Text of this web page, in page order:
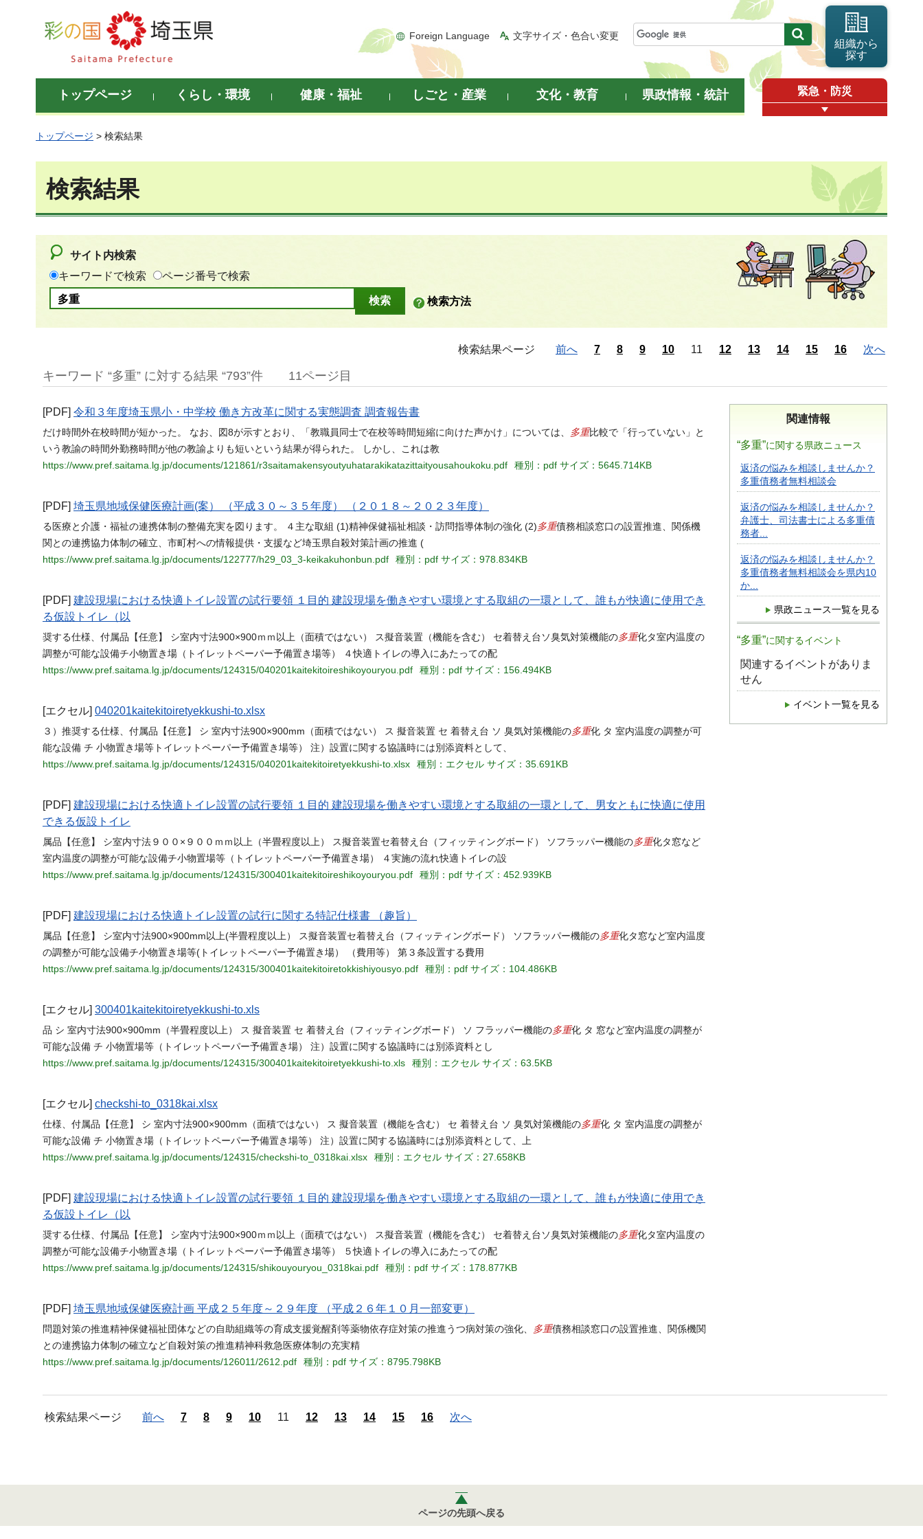
彩の国 埼玉県
Foreign Language 文字サイズ・色合い変更
組織から
探す
トップページ くらし・環境 健康・福祉 しごと・産業 文化・教育 県政情報・統計 緊急・防災
トップページ > 検索結果
検索結果
サイト内検索
キーワードで検索
ページ番号で検索
検索方法
検索結果ページ 前へ 7 8 9 10 11 12 13 14 15 16 次へ
キーワード “多重” に対する結果 “793”件 11ページ目
関連情報
“多重”に関する県政ニュース
返済の悩みを相談しませんか？
多重債務者無料相談会
返済の悩みを相談しませんか？
弁護士、司法書士による多重債
務者...
返済の悩みを相談しませんか？
多重債務者無料相談会を県内10
か...
県政ニュース一覧を見る
“多重”に関するイベント
関連するイベントがありま
せん
イベント一覧を見る
[PDF] 令和３年度埼玉県小・中学校 働き方改革に関する実態調査 調査報告書
だけ時間外在校時間が短かった。 なお、図8が示すとおり、「教職員同士で在校等時間短縮に向けた声かけ」については、 多重比較で「行っていない」と
いう教諭の時間外勤務時間が他の教諭よりも短いという結果が得られた。 しかし、これは教
https://www.pref.saitama.lg.jp/documents/121861/r3saitamakensyoutyuhatarakikatazittaityousahoukoku.pdf
種別：pdf サイズ：5645.714KB
[PDF] 埼玉県地域保健医療計画(案） （平成３０～３５年度） （２０１８～２０２３年度）
る医療と介護・福祉の連携体制の整備充実を図ります。 ４主な取組 (1)精神保健福祉相談・訪問指導体制の強化 (2) 多重債務相談窓口の設置推進、関係機
関との連携協力体制の確立、市町村への情報提供・支援など埼玉県自殺対策計画の推進 (
https://www.pref.saitama.lg.jp/documents/122777/h29_03_3-keikakuhonbun.pdf
種別：pdf サイズ：978.834KB
[PDF] 建設現場における快適トイレ設置の試⾏要領 １⽬的 建設現場を働きやすい環境とする取組の一環として、誰もが快適に使用でき
る仮設トイレ（以
奨する仕様、付属品【任意】 シ室内寸法900×900ｍｍ以上（面積ではない） ス擬音装置（機能を含む） セ着替え台ソ臭気対策機能の多重化タ室内温度の
調整が可能な設備チ小物置き場（トイレットペーパー予備置き場等） ４快適トイレの導⼊にあたっての配
https://www.pref.saitama.lg.jp/documents/124315/040201kaitekitoireshikoyouryou.pdf
種別：pdf サイズ：156.494KB
[エクセル] 040201kaitekitoiretyekkushi-to.xlsx
３）推奨する仕様、付属品【任意】 シ 室内寸法900×900mm（面積ではない） ス 擬音装置 セ 着替え台 ソ 臭気対策機能の多重化 タ 室内温度の調整が可
能な設備 チ 小物置き場等トイレットペーパー予備置き場等） 注）設置に関する協議時には別添資料として、
https://www.pref.saitama.lg.jp/documents/124315/040201kaitekitoiretyekkushi-to.xlsx
種別：エクセル サイズ：35.691KB
[PDF] 建設現場における快適トイレ設置の試行要領 １目的 建設現場を働きやすい環境とする取組の一環として、男女ともに快適に使用
できる仮設トイレ
属品【任意】 シ室内寸法９００×９００ｍｍ以上（半畳程度以上） ス擬音装置セ着替え台（フィッティングボード） ソフラッパー機能の多重化タ窓など
室内温度の調整が可能な設備チ小物置場等（トイレットペーパー予備置き場） ４実施の流れ快適トイレの設
https://www.pref.saitama.lg.jp/documents/124315/300401kaitekitoireshikoyouryou.pdf
種別：pdf サイズ：452.939KB
[PDF] 建設現場における快適トイレ設置の試行に関する特記仕様書 （趣旨）
属品【任意】 シ室内寸法900×900mm以上(半畳程度以上） ス擬音装置セ着替え台（フィッティングボード） ソフラッパー機能の多重化タ窓など室内温度
の調整が可能な設備チ小物置き場等(トイレットペーパー予備置き場） （費用等） 第３条設置する費用
https://www.pref.saitama.lg.jp/documents/124315/300401kaitekitoiretokkishiyousyo.pdf
種別：pdf サイズ：104.486KB
[エクセル] 300401kaitekitoiretyekkushi-to.xls
品 シ 室内寸法900×900mm（半畳程度以上） ス 擬音装置 セ 着替え台（フィッティングボード） ソ フラッパー機能の多重化 タ 窓など室内温度の調整が
可能な設備 チ 小物置場等（トイレットペーパー予備置き場） 注）設置に関する協議時には別添資料とし
https://www.pref.saitama.lg.jp/documents/124315/300401kaitekitoiretyekkushi-to.xls
種別：エクセル サイズ：63.5KB
[エクセル] checkshi-to_0318kai.xlsx
仕様、付属品【任意】 シ 室内寸法900×900mm（面積ではない） ス 擬音装置（機能を含む） セ 着替え台 ソ 臭気対策機能の多重化 タ 室内温度の調整が
可能な設備 チ 小物置き場（トイレットペーパー予備置き場等） 注）設置に関する協議時には別添資料として、上
https://www.pref.saitama.lg.jp/documents/124315/checkshi-to_0318kai.xlsx
種別：エクセル サイズ：27.658KB
[PDF] 建設現場における快適トイレ設置の試行要領 １目的 建設現場を働きやすい環境とする取組の一環として、誰もが快適に使用でき
る仮設トイレ（以
奨する仕様、付属品【任意】 シ室内寸法900×900ｍｍ以上（面積ではない） ス擬音装置（機能を含む） セ着替え台ソ臭気対策機能の多重化タ室内温度の
調整が可能な設備チ小物置き場（トイレットペーパー予備置き場等） ５快適トイレの導⼊にあたっての配
https://www.pref.saitama.lg.jp/documents/124315/shikouyouryou_0318kai.pdf
種別：pdf サイズ：178.877KB
[PDF] 埼玉県地域保健医療計画 平成２５年度～２９年度 （平成２６年１０月一部変更）
問題対策の推進精神保健福祉団体などの自助組織等の育成支援覚醒剤等薬物依存症対策の推進うつ病対策の強化、 多重債務相談窓口の設置推進、関係機関
との連携協力体制の確立など自殺対策の推進精神科救急医療体制の充実精
https://www.pref.saitama.lg.jp/documents/126011/2612.pdf
種別：pdf サイズ：8795.798KB
検索結果ページ 前へ 7 8 9 10 11 12 13 14 15 16 次へ
ページの先頭へ戻る